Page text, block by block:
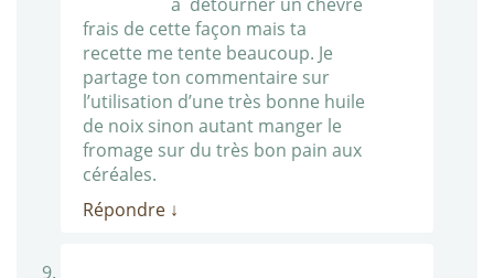
à détourner un chèvre
frais de cette façon mais ta
recette me tente beaucoup. Je
partage ton commentaire sur
l’utilisation d’une très bonne huile
de noix sinon autant manger le
fromage sur du très bon pain aux
céréales.
Répondre ↓